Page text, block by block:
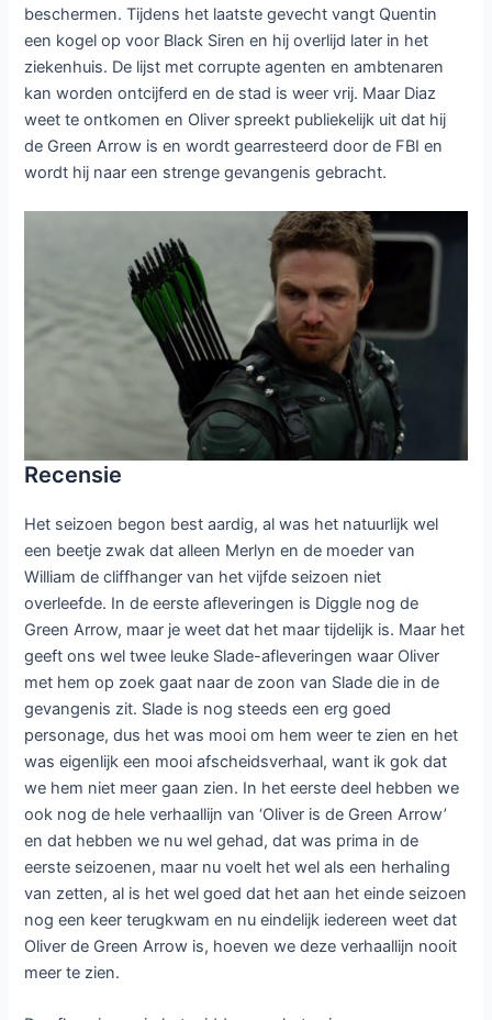
beschermen. Tijdens het laatste gevecht vangt Quentin
een kogel op voor Black Siren en hij overlijd later in het
ziekenhuis. De lijst met corrupte agenten en ambtenaren
kan worden ontcijferd en de stad is weer vrij. Maar Diaz
weet te ontkomen en Oliver spreekt publiekelijk uit dat hij
de Green Arrow is en wordt gearresteerd door de FBI en
wordt hij naar een strenge gevangenis gebracht.
Recensie
Het seizoen begon best aardig, al was het natuurlijk wel
een beetje zwak dat alleen Merlyn en de moeder van
William de cliffhanger van het vijfde seizoen niet
overleefde. In de eerste afleveringen is Diggle nog de
Green Arrow, maar je weet dat het maar tijdelijk is. Maar het
geeft ons wel twee leuke Slade-afleveringen waar Oliver
met hem op zoek gaat naar de zoon van Slade die in de
gevangenis zit. Slade is nog steeds een erg goed
personage, dus het was mooi om hem weer te zien en het
was eigenlijk een mooi afscheidsverhaal, want ik gok dat
we hem niet meer gaan zien. In het eerste deel hebben we
ook nog de hele verhaallijn van ‘Oliver is de Green Arrow’
en dat hebben we nu wel gehad, dat was prima in de
eerste seizoenen, maar nu voelt het wel als een herhaling
van zetten, al is het wel goed dat het aan het einde seizoen
nog een keer terugkwam en nu eindelijk iedereen weet dat
Oliver de Green Arrow is, hoeven we deze verhaallijn nooit
meer te zien.